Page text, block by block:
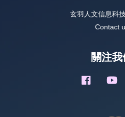
玄羽人文信息科
Contact
關注
Facebook